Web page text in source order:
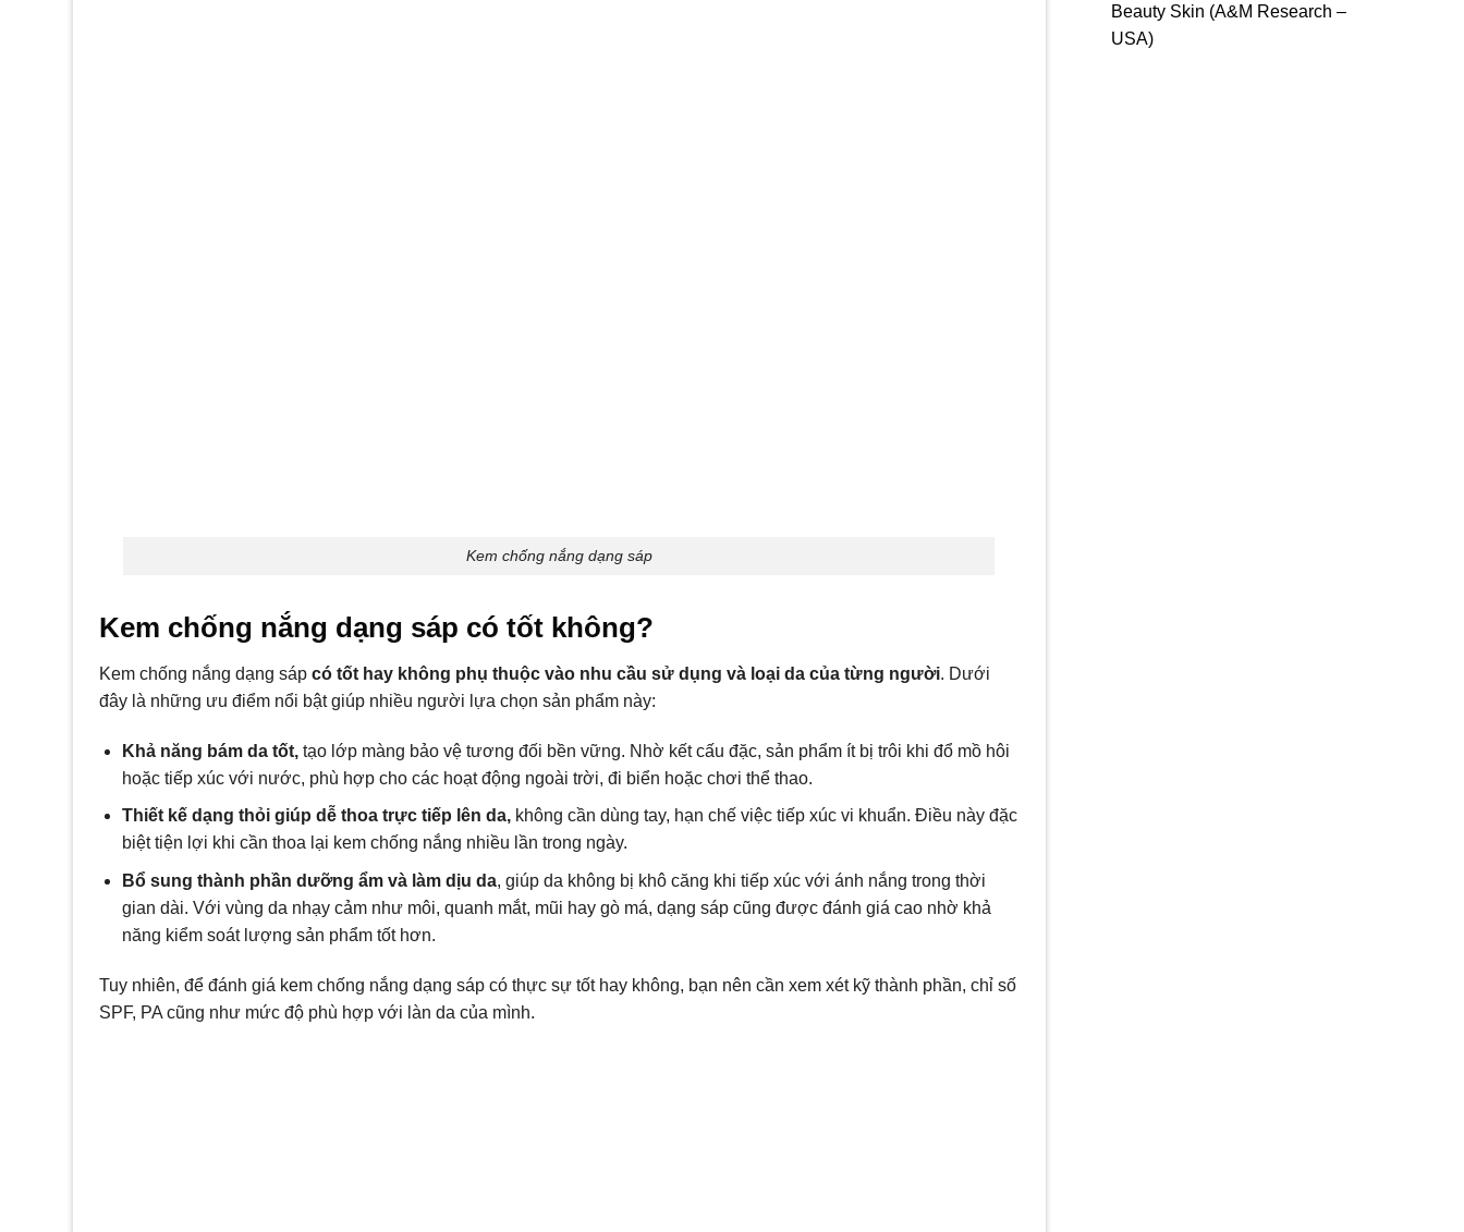
Kem chống nắng dạng sáp
Kem chống nắng dạng sáp có tốt không?
Kem chống nắng dạng sáp có tốt hay không phụ thuộc vào nhu cầu sử dụng và loại da của từng người. Dưới
đây là những ưu điểm nổi bật giúp nhiều người lựa chọn sản phẩm này:
Khả năng bám da tốt,tạo lớp màng bảo vệ tương đối bền vững. Nhờ kết cấu đặc, sản phẩm ít bị trôi khi đổ mồ hôi
hoặc tiếp xúc với nước, phù hợp cho các hoạt động ngoài trời, đi biển hoặc chơi thể thao.
Thiết kế dạng thỏi giúp dễ thoa trực tiếp lên da,không cần dùng tay, hạn chế việc tiếp xúc vi khuẩn. Điều này đặc
biệt tiện lợi khi cần thoa lại kem chống nắng nhiều lần trong ngày.
Bổ sung thành phần dưỡng ẩm và làm dịu da, giúp da không bị khô căng khi tiếp xúc với ánh nắng trong thời
gian dài. Với vùng da nhạy cảm như môi, quanh mắt, mũi hay gò má, dạng sáp cũng được đánh giá cao nhờ khả
năng kiểm soát lượng sản phẩm tốt hơn.
Tuy nhiên, để đánh giá kem chống nắng dạng sáp có thực sự tốt hay không, bạn nên cần xem xét kỹ thành phần, chỉ số
SPF, PA cũng như mức độ phù hợp với làn da của mình.
Beauty Skin (A&M Research –
USA)